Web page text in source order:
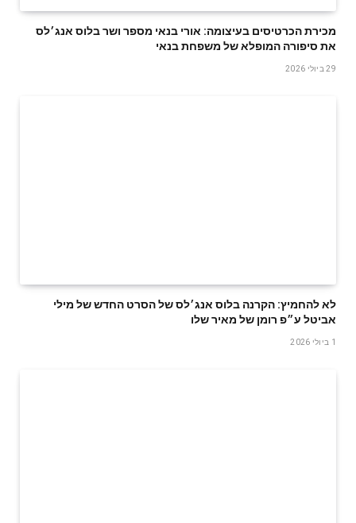
‬את‭ ‬סיפורה‭ ‬המופלא‭ ‬של‭ ‬משפחת‭ ‬בנאי
29 ביולי 2026
לא להחמיץ: הקרנה בלוס אנג׳לס של הסרט החדש של מילי
אביטל ע״פ רומן של מאיר שלו
1 ביולי 2026